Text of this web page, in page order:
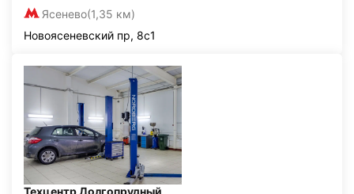
Ясенево(1,35 км)
Новоясеневский пр, 8с1
Техцентр Долгопрудный